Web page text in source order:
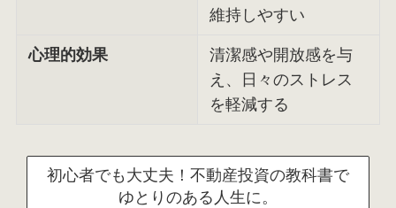
維持しやすい
心理的効果
清潔感や開放感を与
え、日々のストレス
を軽減する
初心者でも大丈夫！不動産投資の教科書で
ゆとりのある人生に。